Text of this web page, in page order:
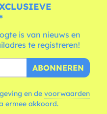
is van nieuws en
te registreren!
ABONNEREN
en de voorwaarden
ermee akkoord.